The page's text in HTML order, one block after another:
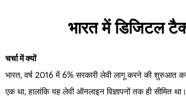
भारत में डिजिटल
चर्चा में क्यों
भारत, वर्ष 2016 में 6% सरकारी लेवी लागू करने की शुरुआत
एक था, हालांकि यह लेवी ऑनलाइन विज्ञापनों तक ही सीमित था।